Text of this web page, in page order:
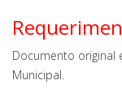
Documento original
Municipal.